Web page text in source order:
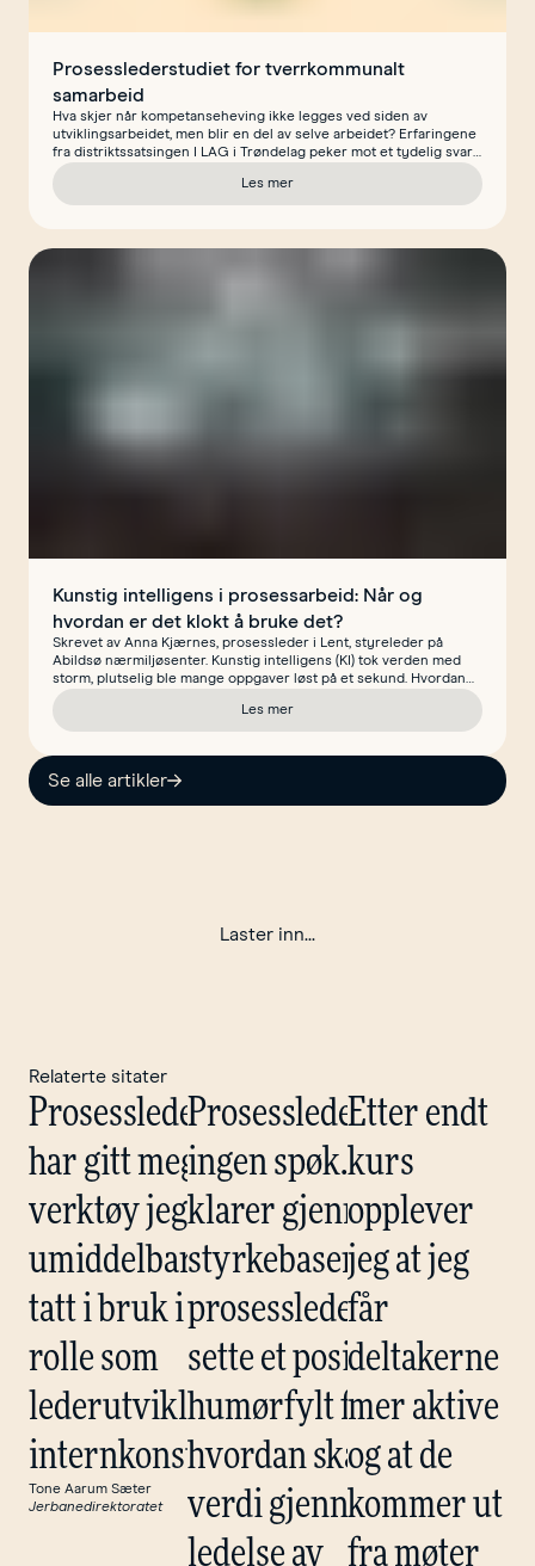
Prosesslederstudiet for tverrkommunalt
samarbeid
Hva skjer når kompetanseheving ikke legges ved siden av
utviklingsarbeidet, men blir en del av selve arbeidet? Erfaringene
fra distriktssatsingen I LAG i Trøndelag peker mot et tydelig svar:
Når kommuner utvikler prosesslederkompetanse mens de står i
reelle utviklingsprosesser, styrkes også evnen til å skape varig
utviklingskraft.
Les merom Prosesslederstudiet for
Kunstig intelligens i prosessarbeid: Når og
hvordan er det klokt å bruke det?
Skrevet av Anna Kjærnes, prosessleder i Lent, styreleder på
Abildsø nærmiljøsenter. Kunstig intelligens (KI) tok verden med
storm, plutselig ble mange oppgaver løst på et sekund. Hvordan
kan vi utnytte mulighetene som KI gir innenfor prosessledelse?
Når er det lurt å få hjelp av KI og hvordan bruke det i praksis?
Les mer om Kunstig intelligens
Se alle artikler
Laster inn...
Relaterte sitater
Prosesslederstudiet
har gitt meg flere
verktøy jeg
umiddelbart har
tatt i bruk i min
rolle som
lederutvikler og
internkonsulent.
Tone Aarum Sæter
Jerbanedirektoratet
Prosessledelse er
ingen spøk. LENT
klarer gjennom sitt
styrkebaserte
prosesslederkurs å
sette et positivt og
humørfylt fokus på
hvordan skape
verdi gjennom god
ledelse av
Etter endt
kurs
opplever
jeg at jeg
får
deltakerne
mer aktive
og at de
kommer ut
fra møter